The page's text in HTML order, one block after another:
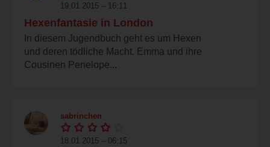
19.01.2015 – 16:11
Hexenfantasie in London
In diesem Jugendbuch geht es um Hexen
und deren tödliche Macht. Emma und ihre
Cousinen Penelope...
sabrinchen
18.01.2015 – 06:15